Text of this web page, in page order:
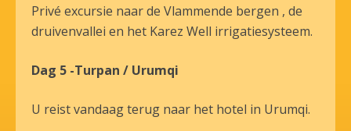
Privé excursie naar de Vlammende bergen , de
druivenvallei en het Karez Well irrigatiesysteem.
Dag 5 -Turpan / Urumqi
U reist vandaag terug naar het hotel in Urumqi.